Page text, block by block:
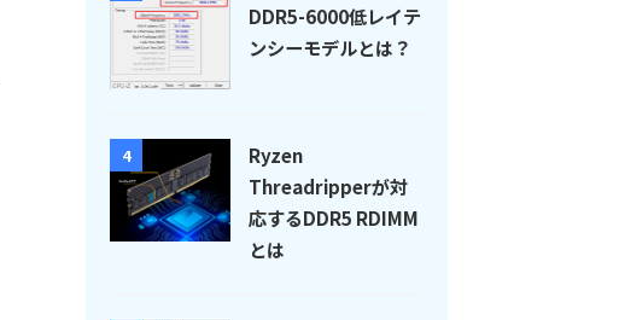
DDR5-6000低レイテ
ンシーモデルとは？
4
Ryzen
Threadripperが対
応するDDR5 RDIMM
とは